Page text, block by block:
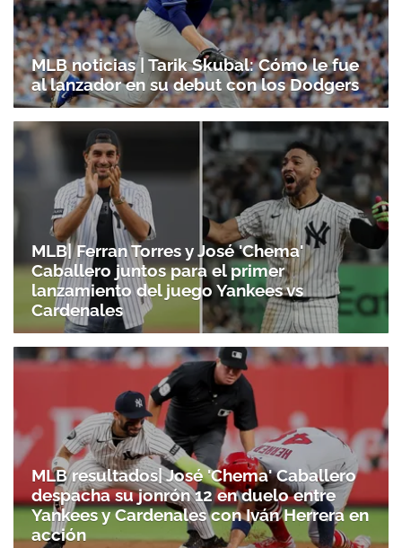
MLB noticias | Tarik Skubal: Cómo le fue
al lanzador en su debut con los Dodgers
MLB| Ferran Torres y José 'Chema'
Caballero juntos para el primer
lanzamiento del juego Yankees vs
Cardenales
MLB resultados| José 'Chema' Caballero
despacha su jonrón 12 en duelo entre
Yankees y Cardenales con Iván Herrera en
acción